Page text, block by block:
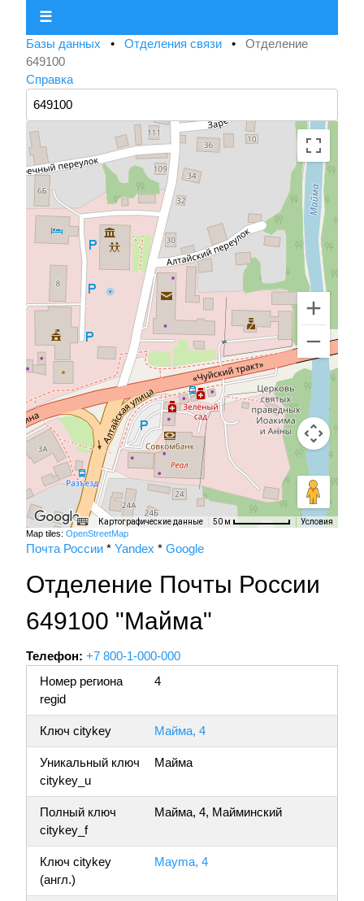
☰
Базы данных • Отделения связи • Отделение
649100
Справка
Картографические данные 50 м Условия
Map tiles: OpenStreetMap
Почта России * Yandex * Google
Отделение Почты России
649100 "Майма"
Телефон: +7 800-1-000-000
Номер региона
regid
4
Ключ citykey Майма, 4
Уникальный ключ
citykey_u
Майма
Полный ключ
citykey_f
Майма, 4, Майминский
Ключ citykey
(англ.)
Mayma, 4